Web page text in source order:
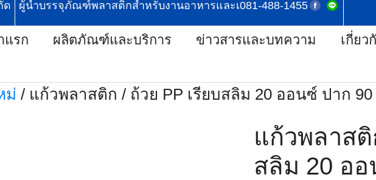
ด ผู้นำบรรจุภัณฑ์พลาสติกสำหรับงานอาหารและเครื่องดื่ม
‭081-488-1455‬
แรก ผลิตภัณฑ์และบริการ ข่าวสารและบทความ เกี่ยว
ม่ / แก้วพลาสติก / ถ้วย PP เรียบสลิม 20 ออนซ์ ปาก 90
แก้วพลาสติ
สลิม 20 อ